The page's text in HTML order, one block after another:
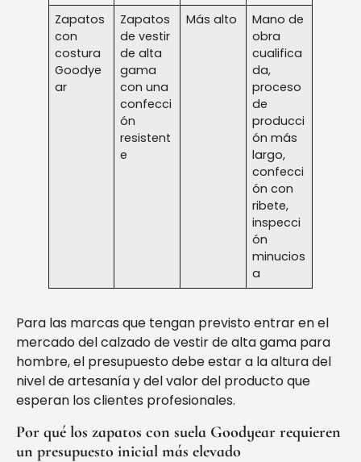
Zapatos
con
costura
Goodye
ar
Zapatos
de vestir
de alta
gama
con una
confecci
ón
resistent
e
Más alto
Mano de
obra
cualifica
da,
proceso
de
producci
ón más
largo,
confecci
ón con
ribete,
inspecci
ón
minucios
a
Para las marcas que tengan previsto entrar en el
mercado del calzado de vestir de alta gama para
hombre, el presupuesto debe estar a la altura del
nivel de artesanía y del valor del producto que
esperan los clientes profesionales.
Por qué los zapatos con suela Goodyear requieren
un presupuesto inicial más elevado